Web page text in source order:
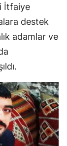
İtfaiye
destek
adamlar ve